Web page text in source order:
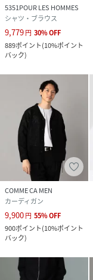
5351POUR LES HOMMES
シャツ・ブラウス
9,779円 30%OFF
889ポイント(10%ポイント
バック)
COMME CA MEN
カーディガン
9,900円 55%OFF
900ポイント(10%ポイント
バック)